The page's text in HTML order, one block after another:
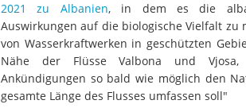
2021 zu Albanien, in dem es die
Auswirkungen auf die biologische Vielfalt
von Wasserkraftwerken in geschützten
Nähe der Flüsse Valbona und
Ankündigungen so bald wie möglich den
gesamte Länge des Flusses umfassen soll"